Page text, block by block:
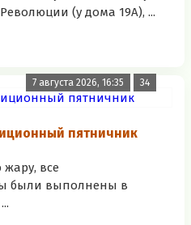
(у дома 19А), ...
7 августа 2026, 16:35 34
пятничник
все
были выполнены в